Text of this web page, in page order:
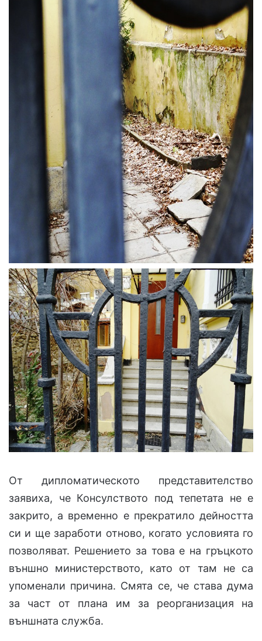
От дипломатическото представителство
заявиха, че Консулството под тепетата не е
закрито, а временно е прекратило дейността
си и ще заработи отново, когато условията го
позволяват. Решението за това е на гръцкото
външно министерството, като от там не са
упоменали причина. Смята се, че става дума
за част от плана им за реорганизация на
външната служба.